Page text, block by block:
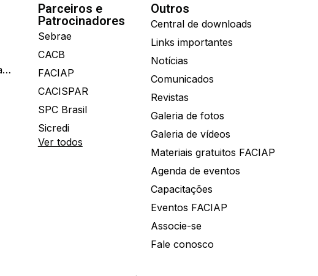
Medicina ocupacional e laboratorial
Parceiros e
Patrocinadores
Sebrae
CACB
FACIAP
CACISPAR
SPC Brasil
Sicredi
Ver todos
Outros
Central de downloads
Links importantes
Notícias
Comunicados
Revistas
Galeria de fotos
Galeria de vídeos
Materiais gratuitos FACIAP
Agenda de eventos
Capacitações
Eventos FACIAP
Associe-se
Fale conosco